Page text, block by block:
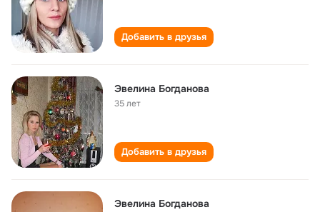
Добавить в друзья
Эвелина Богданова
35 лет
Добавить в друзья
Эвелина Богданова